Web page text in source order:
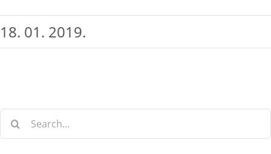
18. 01. 2019.
Search